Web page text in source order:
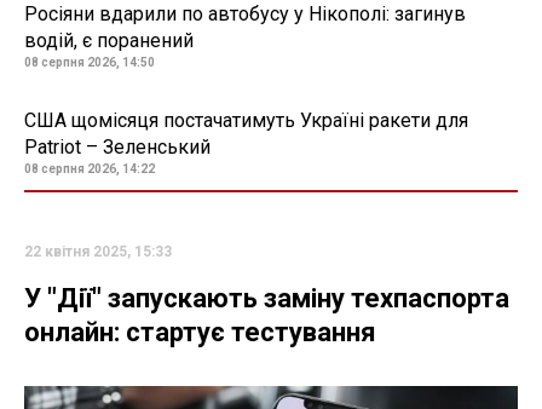
Росіяни вдарили по автобусу у Нікополі: загинув
водій, є поранений
08 серпня 2026, 14:50
США щомісяця постачатимуть Україні ракети для
Patriot – Зеленський
08 серпня 2026, 14:22
22 квітня 2025, 15:33
У "Дії" запускають заміну техпаспорта
онлайн: стартує тестування